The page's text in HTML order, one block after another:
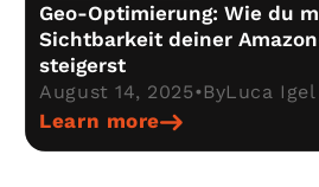
Geo-Optimierung: Wie du
Sichtbarkeit deiner
steigerst
August 14, 2025•ByLuca Igel
Learn more